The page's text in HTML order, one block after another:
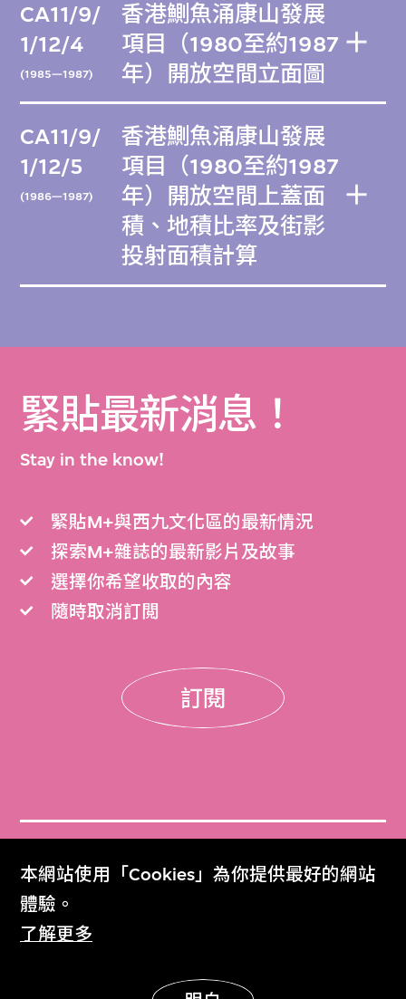
本網站使用「Cookies」為你提供最好的網站
體驗。
了解更多
CA11/9/
1/12/4
(1985—1987)
香港鰂魚涌康山發展
項目（1980至約1987
年）開放空間立面圖
CA11/9/
1/12/5
(1986—1987)
香港鰂魚涌康山發展
項目（1980至約1987
年）開放空間上蓋面
積、地積比率及街影
投射面積計算
緊貼最新消息！
Stay in the know!
緊貼M+與西九文化區的最新情況
探索M+雜誌的最新影片及故事
選擇你希望收取的內容
隨時取消訂閲
訂閱
門票
Get Tickets
M+雜誌